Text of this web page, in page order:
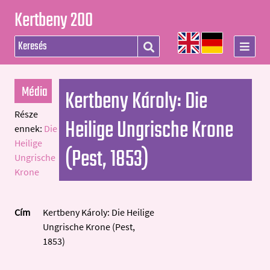
Kertbeny 200
Kertbeny Károly: Die
Heilige Ungrische Krone
(Pest, 1853)
Média
Része
ennek: Die
Heilige
Ungrische
Krone
Cím
Kertbeny Károly: Die Heilige
Ungrische Krone (Pest,
1853)